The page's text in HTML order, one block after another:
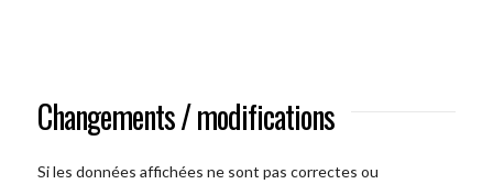
Changements / modifications
Si les données affichées ne sont pas correctes ou